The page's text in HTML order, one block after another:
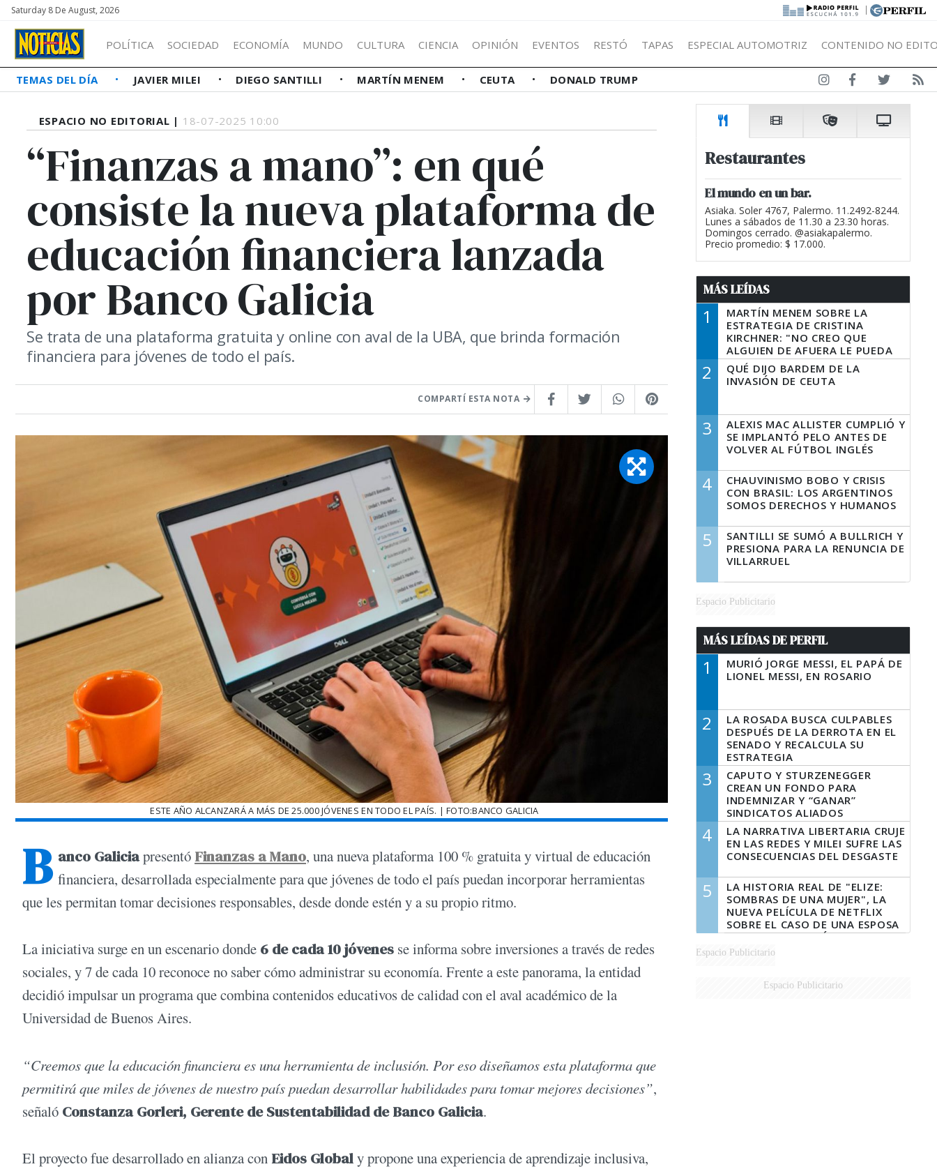
Saturday 8 De August, 2026 |
POLÍTICA SOCIEDAD ECONOMÍA MUNDO CULTURA CIENCIA OPINIÓN EVENTOS RESTÓ TAPAS ESPECIAL AUTOMOTRIZ CONTENIDO NO
TEMAS DEL DÍA JAVIER MILEI DIEGO SANTILLI MARTÍN MENEM CEUTA DONALD TRUMP
ESPACIO NO EDITORIAL | 18-07-2025 10:00
“Finanzas a mano”: en qué
consiste la nueva plataforma de
educación financiera lanzada
por Banco Galicia
Se trata de una plataforma gratuita y online con aval de la UBA, que brinda formación
financiera para jóvenes de todo el país.
COMPARTÍ ESTA NOTA
ESTE AÑO ALCANZARÁ A MÁS DE 25.000 JÓVENES EN TODO EL PAÍS. | FOTO:BANCO GALICIA
B anco Galiciapresentó Finanzas a Mano, una nueva plataforma 100 % gratuita y virtual de educación
financiera, desarrollada especialmente para que jóvenes de todo el país puedan incorporar herramientas
que les permitan tomar decisiones responsables, desde donde estén y a su propio ritmo.
La iniciativa surge en un escenario donde 6 de cada 10 jóvenes se informa sobre inversiones a través de redes
sociales, y 7 de cada 10 reconoce no saber cómo administrar su economía. Frente a este panorama, la entidad
decidió impulsar un programa que combina contenidos educativos de calidad con el aval académico de la
Universidad de Buenos Aires.
“Creemos que la educación financiera es una herramienta de inclusión. Por eso diseñamos esta plataforma que
permitirá que miles de jóvenes de nuestro país puedan desarrollar habilidades para tomar mejores decisiones”,
señaló Constanza Gorleri, Gerente de Sustentabilidad de Banco Galicia.
El proyecto fue desarrollado en alianza con Eidos Globaly propone una experiencia de aprendizaje inclusiva,
Restaurantes
El mundo en un bar.
Asiaka. Soler 4767, Palermo. 11.2492-8244.
Lunes a sábados de 11.30 a 23.30 horas.
Domingos cerrado. @asiakapalermo.
Precio promedio: $ 17.000.
MÁS LEÍDAS
1
MARTÍN MENEM SOBRE LA
ESTRATEGIA DE CRISTINA
KIRCHNER: "NO CREO QUE
ALGUIEN DE AFUERA LE PUEDA
DECIR A LA JUSTICIA LO QUE
TIENE QUE HACER"
2
QUÉ DIJO BARDEM DE LA
INVASIÓN DE CEUTA
3
ALEXIS MAC ALLISTER CUMPLIÓ Y
SE IMPLANTÓ PELO ANTES DE
VOLVER AL FÚTBOL INGLÉS
4
CHAUVINISMO BOBO Y CRISIS
CON BRASIL: LOS ARGENTINOS
SOMOS DERECHOS Y HUMANOS
5
SANTILLI SE SUMÓ A BULLRICH Y
PRESIONA PARA LA RENUNCIA DE
VILLARRUEL
Espacio Publicitario
MÁS LEÍDAS DE PERFIL
1
MURIÓ JORGE MESSI, EL PAPÁ DE
LIONEL MESSI, EN ROSARIO
2
LA ROSADA BUSCA CULPABLES
DESPUÉS DE LA DERROTA EN EL
SENADO Y RECALCULA SU
ESTRATEGIA
3
CAPUTO Y STURZENEGGER
CREAN UN FONDO PARA
INDEMNIZAR Y “GANAR”
SINDICATOS ALIADOS
4
LA NARRATIVA LIBERTARIA CRUJE
EN LAS REDES Y MILEI SUFRE LAS
CONSECUENCIAS DEL DESGASTE
5
LA HISTORIA REAL DE "ELIZE:
SOMBRAS DE UNA MUJER", LA
NUEVA PELÍCULA DE NETFLIX
SOBRE EL CASO DE UNA ESPOSA
QUE DESCUARTIZÓ A SU
MARIDO
Espacio Publicitario
Espacio Publicitario